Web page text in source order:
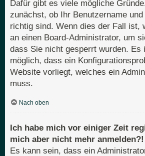
Dafür gibt es viele mögliche
zunächst, ob Ihr Benutzername
richtig sind. Wenn dies der Fall ist,
an einen Board-Administrator, um
dass Sie nicht gesperrt wurden. Es
möglich, dass ein
Website vorliegt, welches ein
muss.
Nach oben
Ich habe mich vor einiger Zeit
mich aber nicht mehr anmelden?!
Es kann sein, dass ein